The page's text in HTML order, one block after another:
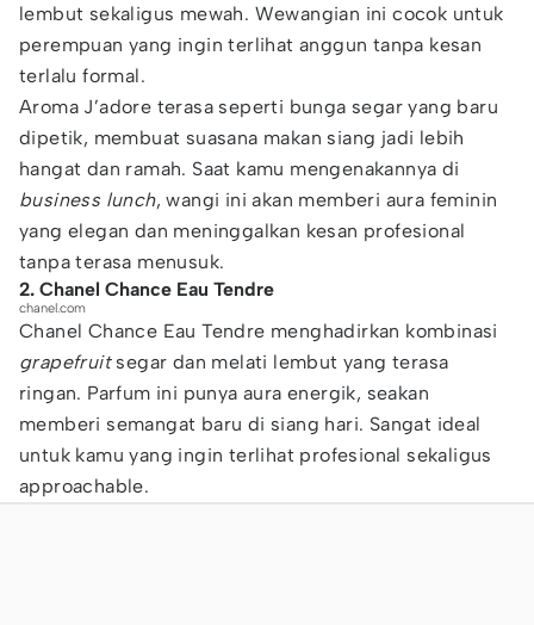
lembut sekaligus mewah. Wewangian ini cocok untuk
perempuan yang ingin terlihat anggun tanpa kesan
terlalu formal.
Aroma J’adore terasa seperti bunga segar yang baru
dipetik, membuat suasana makan siang jadi lebih
hangat dan ramah. Saat kamu mengenakannya di
business lunch, wangi ini akan memberi aura feminin
yang elegan dan meninggalkan kesan profesional
tanpa terasa menusuk.
2. Chanel Chance Eau Tendre
chanel.com
Chanel Chance Eau Tendre menghadirkan kombinasi
grapefruitsegar dan melati lembut yang terasa
ringan. Parfum ini punya aura energik, seakan
memberi semangat baru di siang hari. Sangat ideal
untuk kamu yang ingin terlihat profesional sekaligus
approachable.